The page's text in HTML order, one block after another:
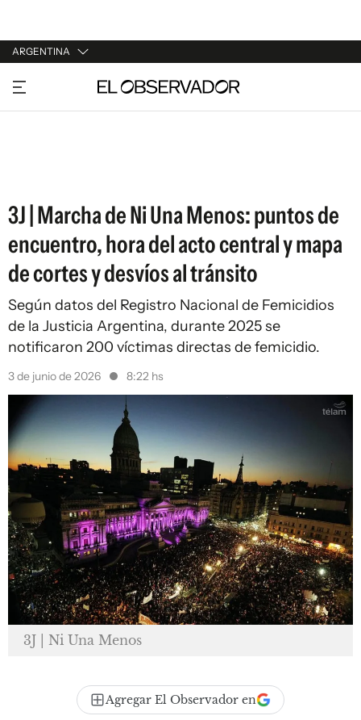
ARGENTINA
URUGUAY
ARGENTINA
3J | Marcha de Ni Una Menos: puntos de
encuentro, hora del acto central y mapa
de cortes y desvíos al tránsito
Según datos del Registro Nacional de Femicidios
de la Justicia Argentina, durante 2025 se
notificaron 200 víctimas directas de femicidio.
3 de junio de 2026 8:22 hs
3J | Ni Una Menos
Agregar El Observador en